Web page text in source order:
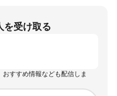
を受け取る
おすすめ情報なども配信しま